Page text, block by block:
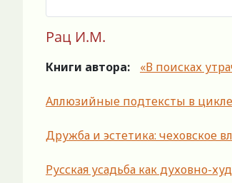
Рац И.М.
Книги автора: «В поисках
Аллюзийные подтексты в
Дружба и эстетика: чеховское
Русская усадьба как духовно-